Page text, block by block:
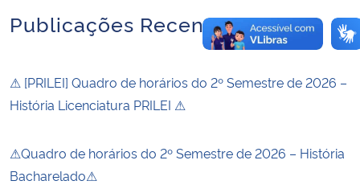
Publicações Recentes
⚠ [PRILEI] Quadro de horários do 2º Semestre de 2026 –
História Licenciatura PRILEI ⚠
⚠Quadro de horários do 2º Semestre de 2026 – História
Bacharelado⚠